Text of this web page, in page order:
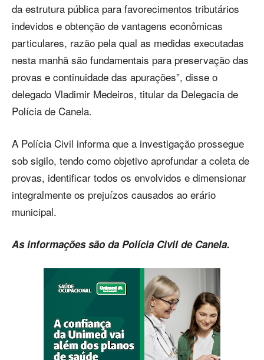
da estrutura pública para favorecimentos tributários
indevidos e obtenção de vantagens econômicas
particulares, razão pela qual as medidas executadas
nesta manhã são fundamentais para preservação das
provas e continuidade das apurações”, disse o
delegado Vladimir Medeiros, titular da Delegacia de
Polícia de Canela.
A Polícia Civil informa que a investigação prossegue
sob sigilo, tendo como objetivo aprofundar a coleta de
provas, identificar todos os envolvidos e dimensionar
integralmente os prejuízos causados ao erário
municipal.
As informações são da Polícia Civil de Canela.